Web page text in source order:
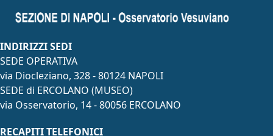
INDIRIZZI SEDI
SEDE OPERATIVA
via Diocleziano, 328 - 80124 NAPOLI
SEDE di ERCOLANO (MUSEO)
via Osservatorio, 14 - 80056 ERCOLANO
RECAPITI TELEFONICI